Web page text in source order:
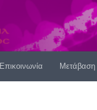
Επικοινωνία Μετάβαση